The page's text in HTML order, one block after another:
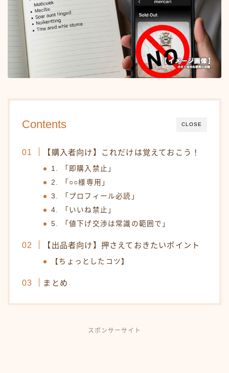
CLOSE
Contents
【購入者向け】これだけは覚えておこう！
1. 「即購入禁止」
2. 「○○様専用」
3. 「プロフィール必読」
4. 「いいね禁止」
5. 「値下げ交渉は常識の範囲で」
【出品者向け】押さえておきたいポイント
【ちょっとしたコツ】
まとめ
スポンサーサイト